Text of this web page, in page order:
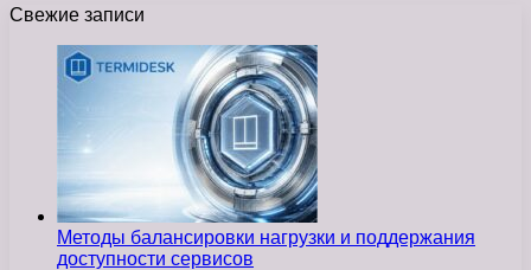
Свежие записи
Методы балансировки нагрузки и поддержания
доступности сервисов